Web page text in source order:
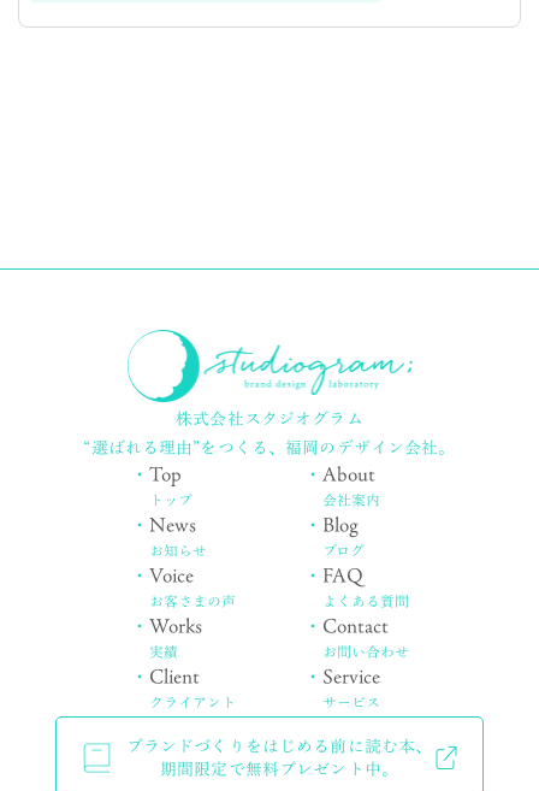
株式会社スタジオグラム
“選ばれる理由”をつくる、福岡のデザイン会社。
・Top
トップ
・News
お知らせ
・Voice
お客さまの声
・Works
実績
・ Client
クライアント
・About
会社案内
・ Blog
ブログ
・ FAQ
よくある質問
・ Contact
お問い合わせ
・ Service
サービス
ブランドづくりをはじめる前に読む本、
期間限定で無料プレゼント中。